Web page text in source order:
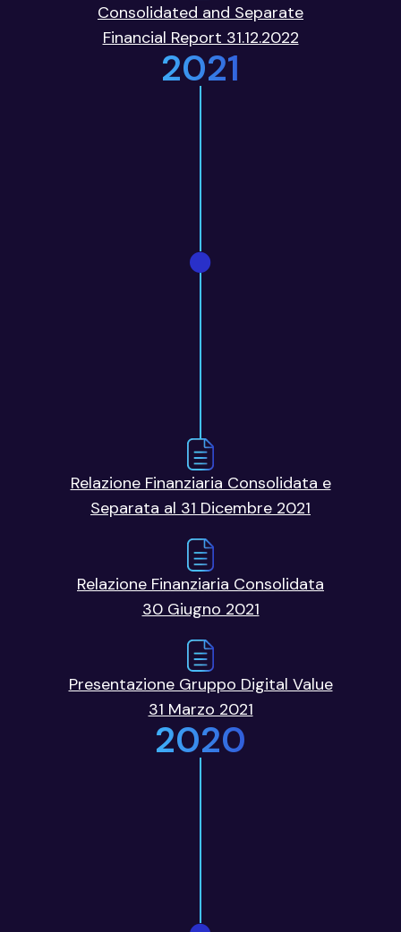
Consolidated and Separate
Financial Report 31.12.2022
2021
Relazione Finanziaria Consolidata e
Separata al 31 Dicembre 2021
Relazione Finanziaria Consolidata
30 Giugno 2021
Presentazione Gruppo Digital Value
31 Marzo 2021
2020